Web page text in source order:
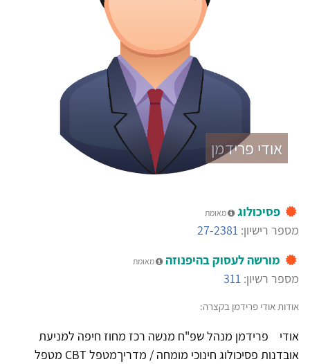
אודי פרידמן
פסיכולוג מאומת
מספר רישיון: 27-2381
מורשה לעסוק בהיפנוזה
מאומת
מספר רשיון: 311
אודות אודי פרידמן בקצרה:
אודי פרידמן מנהל שפ"ח מנשה רכז מחוז חיפה למניעת
אובדנות פסיכולוג חינוכי מומחה / מדריך ​​​​​​​מטפל CBT מטפל